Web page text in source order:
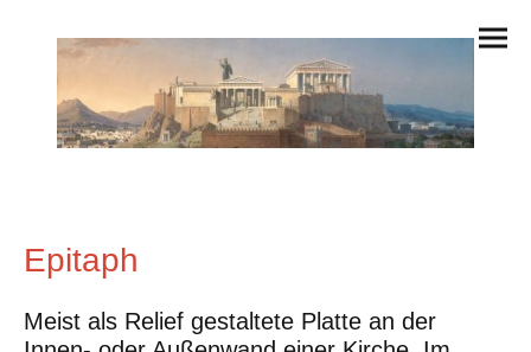
Epitaph
Meist als Relief gestaltete Platte an der